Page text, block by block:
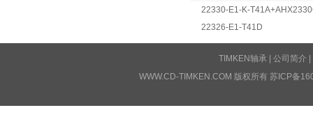
22330-E1-K-
22326-E1-T41D
TIMKEN轴承 公司简介
WWW.CD-TIMKEN.COM 版权所有 苏ICP备